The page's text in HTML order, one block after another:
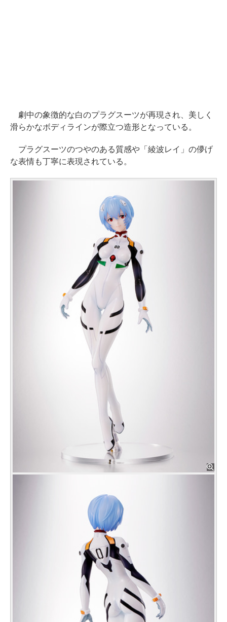
劇中の象徴的な白のプラグスーツが再現され、美しく
滑らかなボディラインが際立つ造形となっている。
プラグスーツのつやのある質感や「綾波レイ」の儚げ
な表情も丁寧に表現されている。